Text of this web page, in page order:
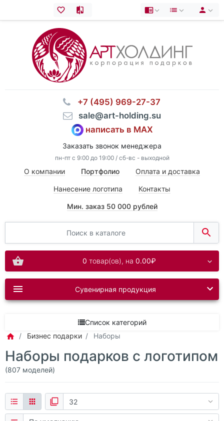
⠀+7 (495) 969-27-37
⠀sale@art-holding.su
написать в MAX
Заказать звонок менеджера
пн-пт с 9:00 до 19:00 / сб-вс - выходной
О компании Портфолио Оплата и доставка
Нанесение логотипа Контакты
Мин. заказ 50 000 рублей
0 товар(ов), на 0.00₽
Сувенирная продукция
Список категорий
Бизнес подарки
Наборы
Наборы подарков с логотипом
(807 моделей)